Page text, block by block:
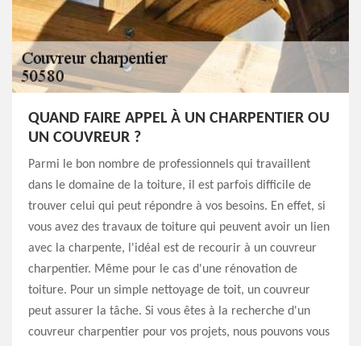
QUAND FAIRE APPEL À UN CHARPENTIER OU
UN COUVREUR ?
Parmi le bon nombre de professionnels qui travaillent
dans le domaine de la toiture, il est parfois difficile de
trouver celui qui peut répondre à vos besoins. En effet, si
vous avez des travaux de toiture qui peuvent avoir un lien
avec la charpente, l'idéal est de recourir à un couvreur
charpentier. Même pour le cas d'une rénovation de
toiture. Pour un simple nettoyage de toit, un couvreur
peut assurer la tâche. Si vous êtes à la recherche d'un
couvreur charpentier pour vos projets, nous pouvons vous